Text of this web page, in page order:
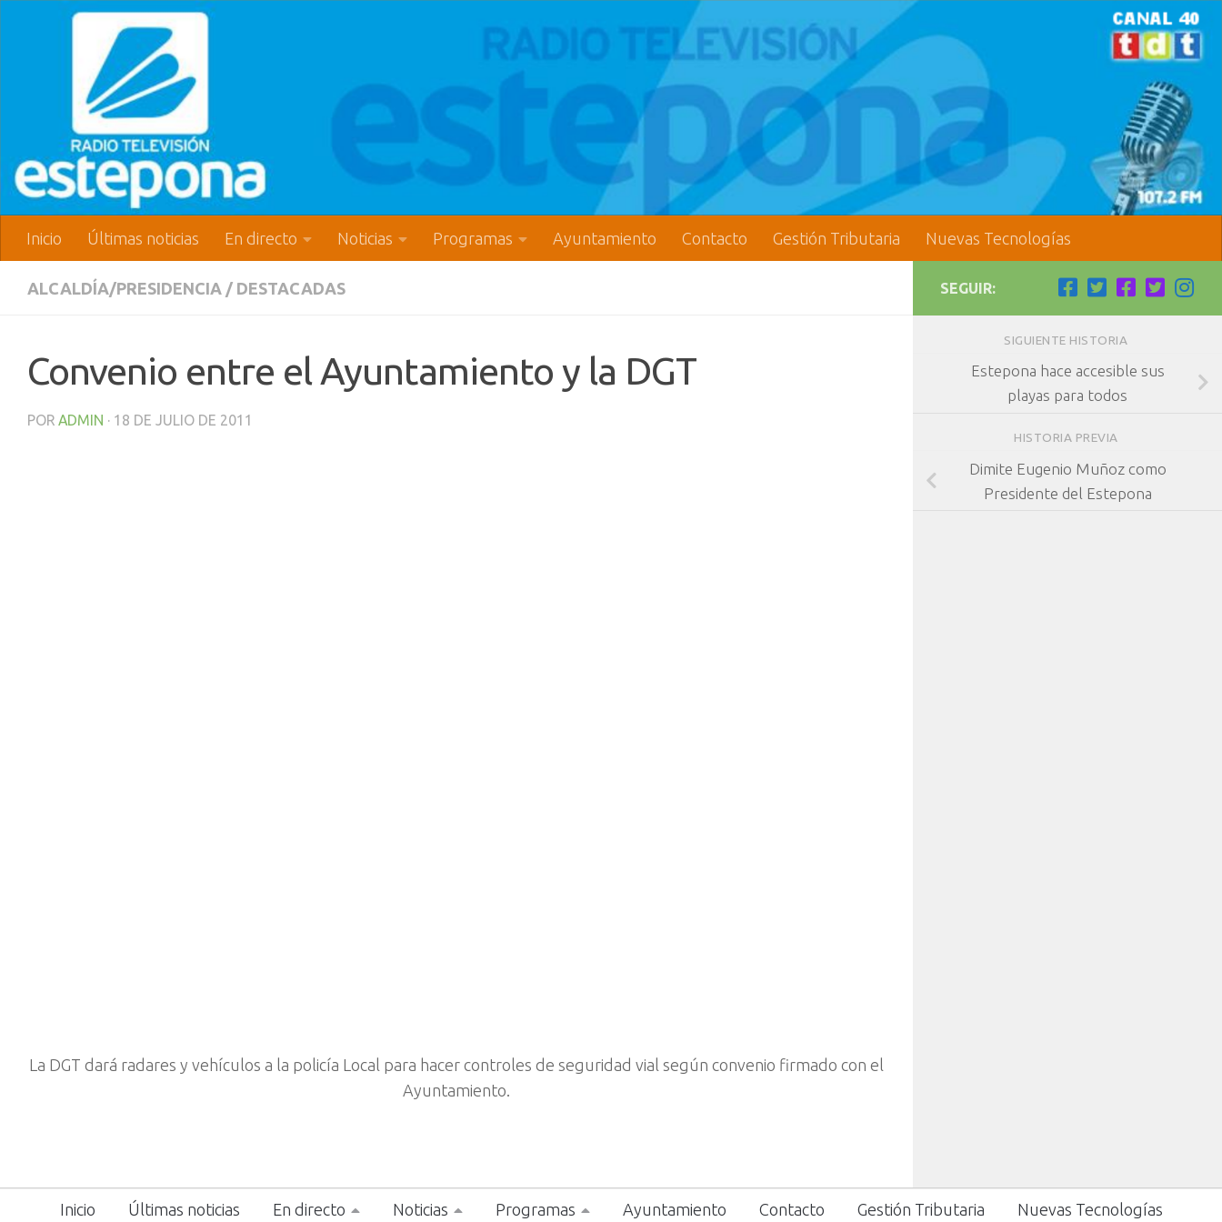
Inicio Últimas noticias En directo Noticias Programas Ayuntamiento Contacto Gestión Tributaria Nuevas Tecnologías
ALCALDÍA/PRESIDENCIA / DESTACADAS
Convenio entre el Ayuntamiento y la DGT
POR ADMIN · 18 DE JULIO DE 2011
La DGT dará radares y vehículos a la policía Local para hacer controles de seguridad vial según convenio firmado con el
Ayuntamiento.
SEGUIR:
SIGUIENTE HISTORIA
Estepona hace accesible sus
playas para todos
HISTORIA PREVIA
Dimite Eugenio Muñoz como
Presidente del Estepona
Inicio Últimas noticias En directo Noticias Programas Ayuntamiento Contacto Gestión Tributaria Nuevas Tecnologías